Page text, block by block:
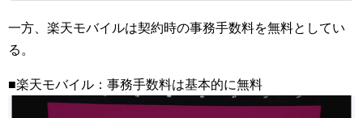
一方、楽天モバイルは契約時の事務手数料を無料としてい
る。
■楽天モバイル：事務手数料は基本的に無料